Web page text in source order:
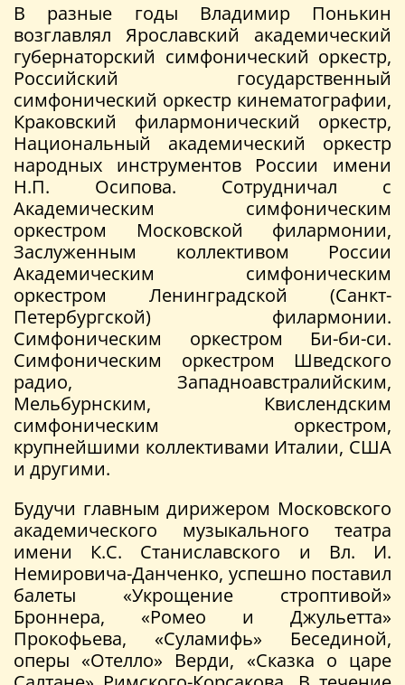
В разные годы Владимир Понькин
возглавлял Ярославский академический
губернаторский симфонический оркестр,
Российский государственный
симфонический оркестр кинематографии,
Краковский филармонический оркестр,
Национальный академический оркестр
народных инструментов России имени
Н.П. Осипова. Сотрудничал с
Академическим симфоническим
оркестром Московской филармонии,
Заслуженным коллективом России
Академическим симфоническим
оркестром Ленинградской (Санкт-
Петербургской) филармонии.
Симфоническим оркестром Би-би-си.
Симфоническим оркестром Шведского
радио, Западноавстралийским,
Мельбурнским, Квислендским
симфоническим оркестром,
крупнейшими коллективами Италии, США
и другими.
Будучи главным дирижером Московского
академического музыкального театра
имени К.С. Станиславского и Вл. И.
Немировича-Данченко, успешно поставил
балеты «Укрощение строптивой»
Броннера, «Ромео и Джульетта»
Прокофьева, «Суламифь» Бесединой,
оперы «Отелло» Верди, «Сказка о царе